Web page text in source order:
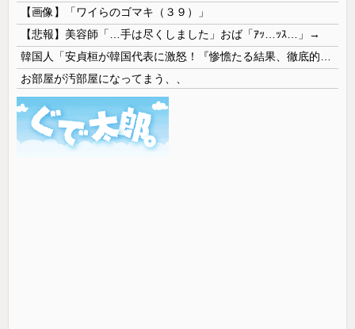
【画像】「ワイらのゴマキ（３９）」
【悲報】美容師「…手は尽くしました」おば「ｱｯ…ｯｽ…」→
お部屋が汚部屋になってまう、、